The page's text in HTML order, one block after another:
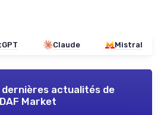
Claude Mistral
dernières actualités de
DAF Market